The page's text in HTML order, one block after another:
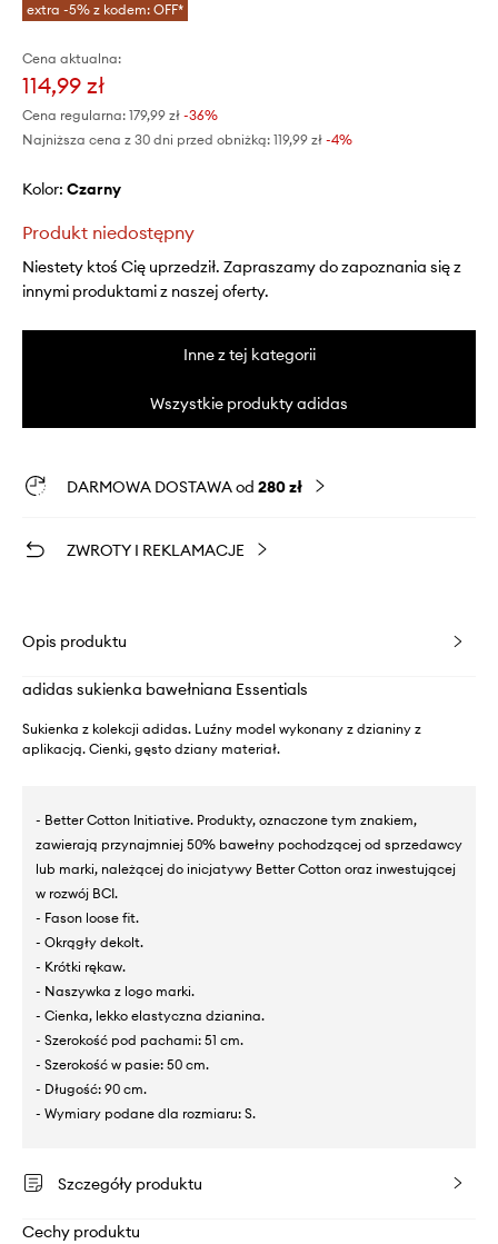
extra -5% z kodem: OFF*
Cena aktualna:
114,99 zł
Cena regularna: 179,99 zł -36%
Najniższa cena z 30 dni przed obniżką: 119,99 zł -4%
Kolor: czarny
Produkt niedostępny
Niestety ktoś Cię uprzedził. Zapraszamy do zapoznania się z
innymi produktami z naszej oferty.
Inne z tej kategorii
Wszystkie produkty adidas
DARMOWA DOSTAWA od 280 zł
ZWROTY I REKLAMACJE
Opis produktu
adidas sukienka bawełniana Essentials
Sukienka z kolekcji adidas. Luźny model wykonany z dzianiny z
aplikacją. Cienki, gęsto dziany materiał.
- Better Cotton Initiative. Produkty, oznaczone tym znakiem,
zawierają przynajmniej 50% bawełny pochodzącej od sprzedawcy
lub marki, należącej do inicjatywy Better Cotton oraz inwestującej
w rozwój BCI.
- Fason loose fit.
- Okrągły dekolt.
- Krótki rękaw.
- Naszywka z logo marki.
- Cienka, lekko elastyczna dzianina.
- Szerokość pod pachami: 51 cm.
- Szerokość w pasie: 50 cm.
- Długość: 90 cm.
- Wymiary podane dla rozmiaru: S.
Szczegóły produktu
Cechy produktu